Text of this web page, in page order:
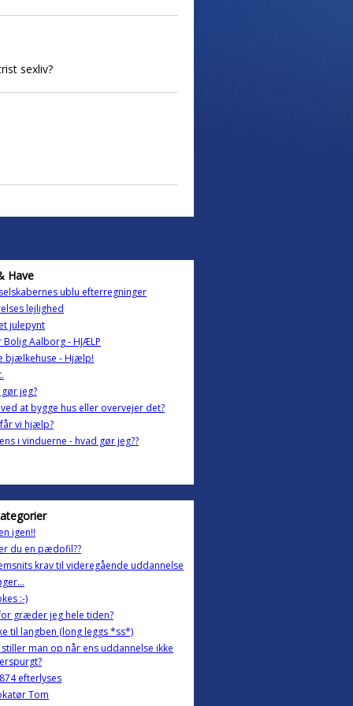
sexliv?
Have
ublu efterregninger
lejlighed
julepynt
Bolig Aalborg - HJÆLP
bjælkehuse - Hjælp!
jeg?
at bygge hus eller overvejer det?
vi hjælp?
i vinduerne - hvad gør jeg??
igen!!
du en pædofil??
krav til videregående uddannelse
:-)
græder jeg hele tiden?
til langben (long leggs *ss*)
man op når ens uddannelse ikke
efterlyses
Tom